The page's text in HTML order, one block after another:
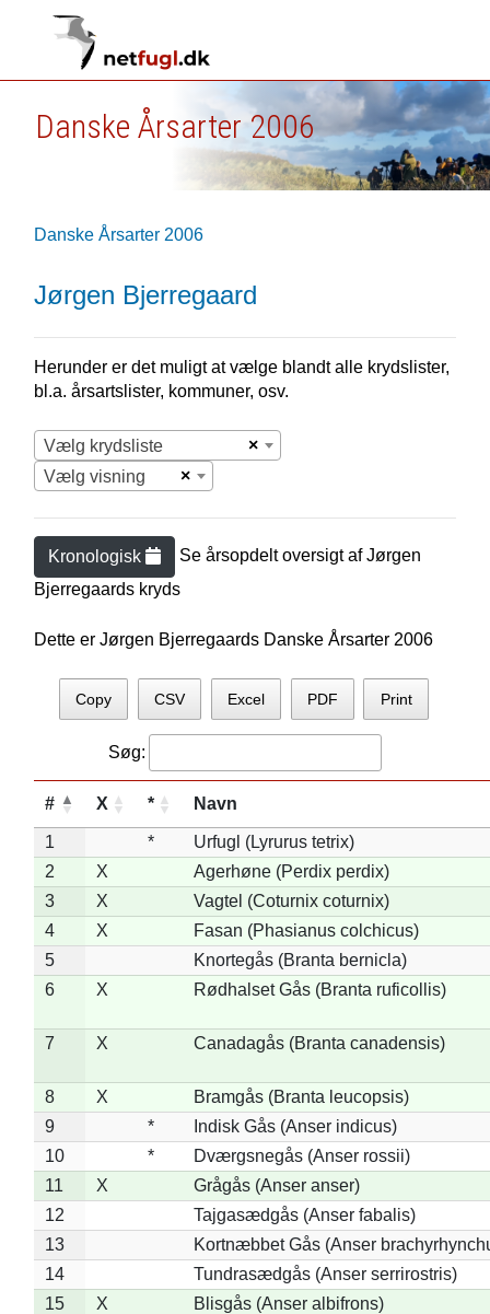
Danske Årsarter 2006
Danske Årsarter 2006
Jørgen Bjerregaard
Herunder er det muligt at vælge blandt alle krydslister,
bl.a. årsartslister, kommuner, osv.
×
Vælg krydsliste
×
Vælg visning
Kronologisk Se årsopdelt oversigt afJørgen
Bjerregaards kryds
Dette er Jørgen Bjerregaards Danske Årsarter 2006
Copy CSV Excel PDF Print
Søg:
# X * Navn
1 *
Urfugl (Lyrurus tetrix)
2
X
Agerhøne (Perdix perdix)
3
X
Vagtel (Coturnix coturnix)
4
X
Fasan (Phasianus colchicus)
5
Knortegås (Branta bernicla)
6
X Rødhalset Gås (Branta ruficollis)
7 X Canadagås (Branta canadensis)
8 X
Bramgås (Branta leucopsis)
9
*
Indisk Gås (Anser indicus)
10
*
Dværgsnegås (Anser rossii)
11
X
Grågås (Anser anser)
12
Tajgasædgås (Anser fabalis)
13
Kortnæbbet Gås (Anser
14
Tundrasædgås (Anser serrirostris)
15
X Blisgås (Anser albifrons)